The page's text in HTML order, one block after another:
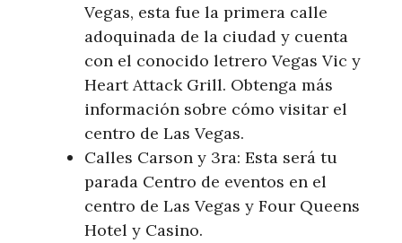
Vegas, esta fue la primera calle
adoquinada de la ciudad y cuenta
con el conocido letrero Vegas Vic y
Heart Attack Grill. Obtenga más
información sobre cómo visitar el
centro de Las Vegas.
Calles Carson y 3ra: Esta será tu
parada Centro de eventos en el
centro de Las Vegas y Four Queens
Hotel y Casino.